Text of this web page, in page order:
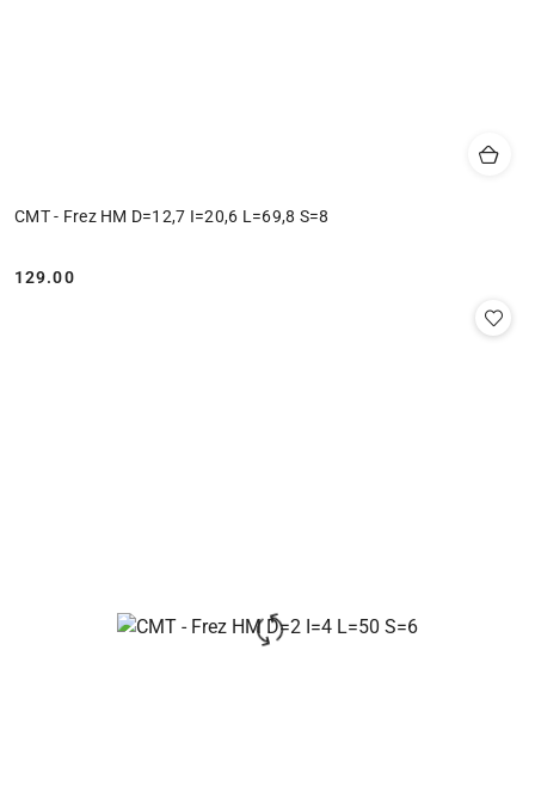
CMT - Frez HM D=12,7 I=20,6 L=69,8 S=8
Cena:
129.00